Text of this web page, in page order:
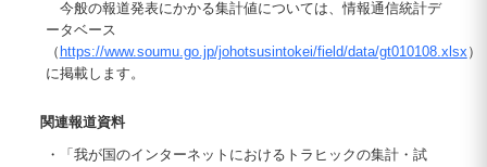
今般の報道発表にかかる集計値については、情報通信統計デ
ータベース
（ https://www.soumu.go.jp/johotsusintokei/field/data/gt010108.xlsx ）
に掲載します。
関連報道資料
・「我が国のインターネットにおけるトラヒックの集計・試